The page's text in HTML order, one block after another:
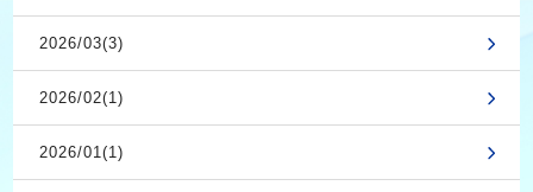
2026/03(3)
2026/02(1)
2026/01(1)